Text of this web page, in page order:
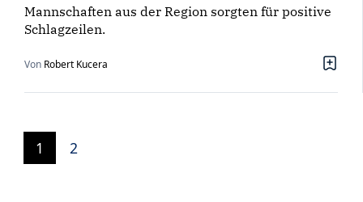
Mannschaften aus der Region sorgten für positive
Schlagzeilen.
Von Robert Kucera
1 2